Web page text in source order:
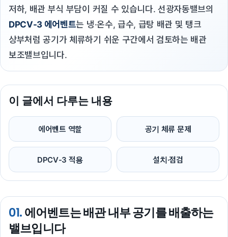
저하, 배관 부식 부담이 커질 수 있습니다. 선광자동밸브의
DPCV-3 에어벤트는 냉·온수, 급수, 급탕 배관 및 탱크
상부처럼 공기가 체류하기 쉬운 구간에서 검토하는 배관
보조밸브입니다.
이 글에서 다루는 내용
에어벤트 역할 공기 체류 문제
DPCV-3 적용 설치·점검
01.에어벤트는 배관 내부 공기를 배출하는
밸브입니다